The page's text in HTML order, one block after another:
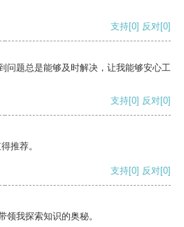
支持[0] 反对[0]
问题总是能够及时解决，让我能够安心工
支持[0] 反对[0]
推荐。
支持[0] 反对[0]
领我探索知识的奥秘。